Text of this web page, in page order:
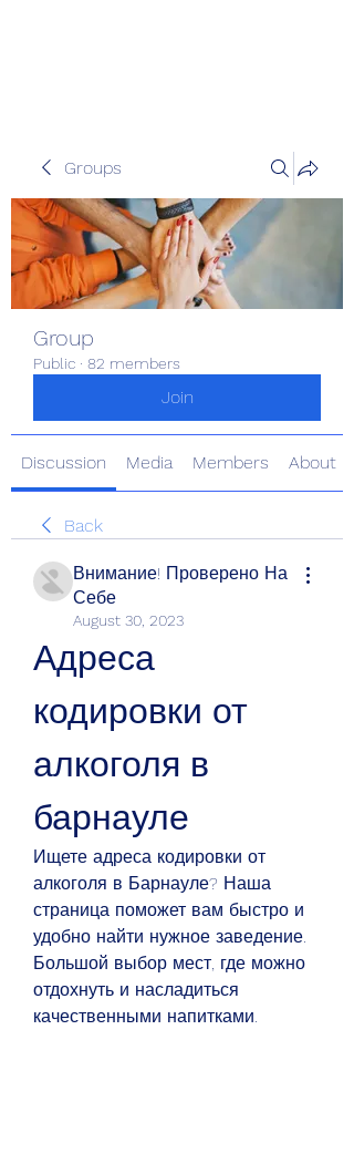
Groups
Group
Public · 82 members
Join
Discussion Media Members About
Back
Внимание! Проверено На
Себе
August 30, 2023
Адреса
кодировки от
алкоголя в
барнауле
Ищете адреса кодировки от
алкоголя в Барнауле? Наша
страница поможет вам быстро и
удобно найти нужное заведение.
Большой выбор мест, где можно
отдохнуть и насладиться
качественными напитками.